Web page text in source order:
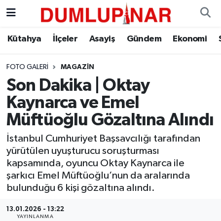
Kütahya İlçeler Asayiş Gündem Ekonomi
FOTO GALERI MAGAZIN
Son Dakika | Oktay
Kaynarca ve Emel
Müftüoğlu Gözaltına Alındı
İstanbul Cumhuriyet Başsavcılığı tarafından
yürütülen uyuşturucu soruşturması
kapsamında, oyuncu Oktay Kaynarca ile
şarkıcı Emel Müftüoğlu’nun da aralarında
bulunduğu 6 kişi gözaltına alındı.
13.01.2026 - 13:22
YAYINLANMA
Asayiş
Diğer
Dünya
Eğitim
Ekonomi
Eleman
Emlak
Gündem
Kütahya Hava Durumu
Kütahya Trafik Yoğunluk Haritası
Süper Lig Puan Durumu ve Fikstür
Tüm Manşetler
Son Dakika Haberleri
Haber Arşivi